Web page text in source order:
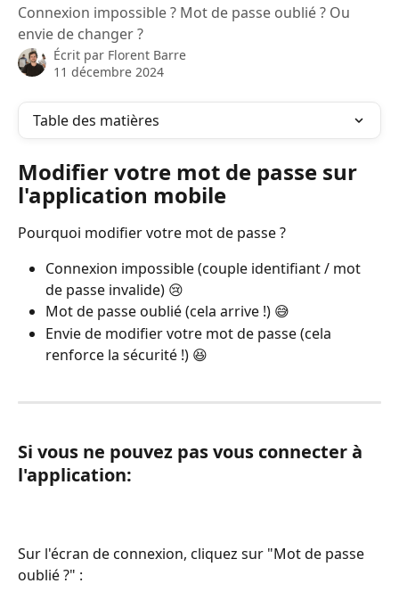
Connexion impossible ? Mot de passe oublié ? Ou
envie de changer ?
Écrit par Florent Barre
11 décembre 2024
Table des matières
Modifier votre mot de passe sur
l'application mobile
Pourquoi modifier votre mot de passe ?
Connexion impossible (couple identifiant / mot
de passe invalide) 😢
Mot de passe oublié (cela arrive !) 😅
Envie de modifier votre mot de passe (cela
renforce la sécurité !) 😆
Si vous ne pouvez pas vous connecter à
l'application:
Sur l'écran de connexion, cliquez sur "Mot de passe
oublié ?" :